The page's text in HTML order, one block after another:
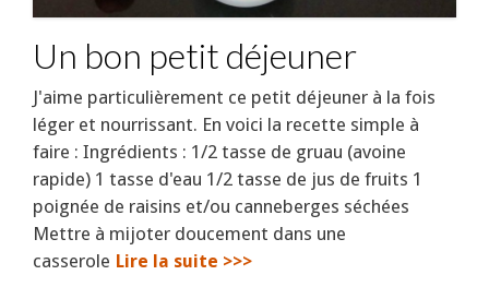
Un bon petit déjeuner
J'aime particulièrement ce petit déjeuner à la fois
léger et nourrissant. En voici la recette simple à
faire : Ingrédients : 1/2 tasse de gruau (avoine
rapide) 1 tasse d'eau 1/2 tasse de jus de fruits 1
poignée de raisins et/ou canneberges séchées
Mettre à mijoter doucement dans une
casserole Lire la suite >>>